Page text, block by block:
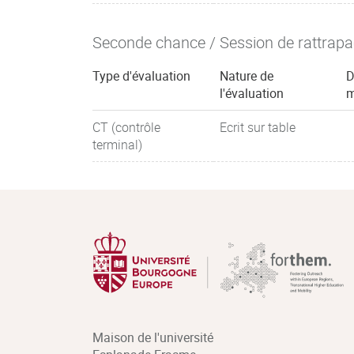
Seconde chance / Session de
Type d'évaluation
Nature de
l'évaluation
CT (contrôle
terminal)
Ecrit sur table
Maison de l'université